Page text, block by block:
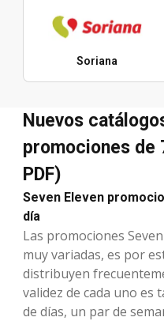
Soriana
Nuevos
promociones de
PDF)
Seven Eleven
día
Las promociones
muy variadas, es por
distribuyen
validez de cada uno es
de días, un par de